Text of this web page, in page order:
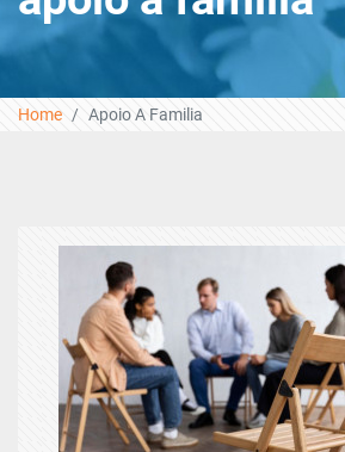
Home Apoio A Familia